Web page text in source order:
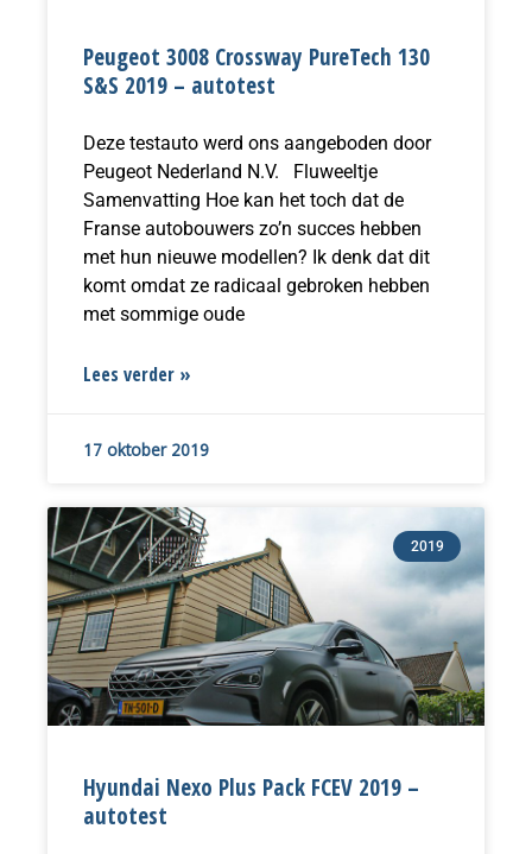
Peugeot 3008 Crossway PureTech 130
S&S 2019 – autotest
Deze testauto werd ons aangeboden door
Peugeot Nederland N.V. Fluweeltje
Samenvatting Hoe kan het toch dat de
Franse autobouwers zo’n succes hebben
met hun nieuwe modellen? Ik denk dat dit
komt omdat ze radicaal gebroken hebben
met sommige oude
Lees verder »
17 oktober 2019
2019
Hyundai Nexo Plus Pack FCEV 2019 –
autotest